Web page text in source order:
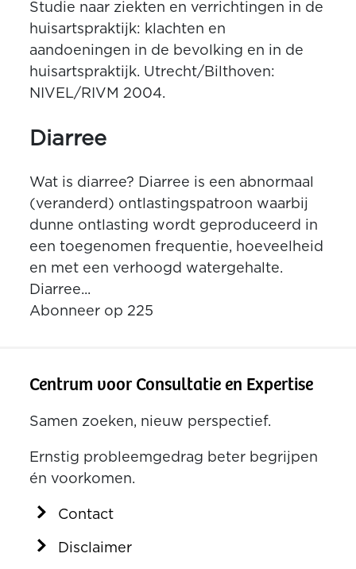
Studie naar ziekten en verrichtingen in de
huisartspraktijk: klachten en
aandoeningen in de bevolking en in de
huisartspraktijk. Utrecht/Bilthoven:
NIVEL/RIVM 2004.
Diarree
Wat is diarree? Diarree is een abnormaal
(veranderd) ontlastingspatroon waarbij
dunne ontlasting wordt geproduceerd in
een toegenomen frequentie, hoeveelheid
en met een verhoogd watergehalte.
Diarree...
Abonneer op 225
Centrum voor Consultatie en Expertise
Samen zoeken, nieuw perspectief.
Ernstig probleemgedrag beter begrijpen
én voorkomen.
Contact
Disclaimer